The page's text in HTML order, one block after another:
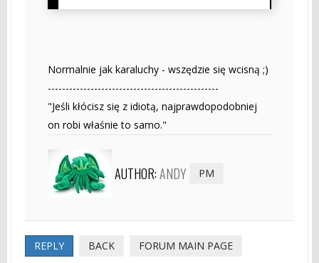
Normalnie jak karaluchy - wszędzie się wcisną ;)
------------------------------------------------
"Jeśli kłócisz się z idiotą, najprawdopodobniej
on robi właśnie to samo."
AUTHOR:ANDY PM
REPLY BACK FORUM MAIN PAGE